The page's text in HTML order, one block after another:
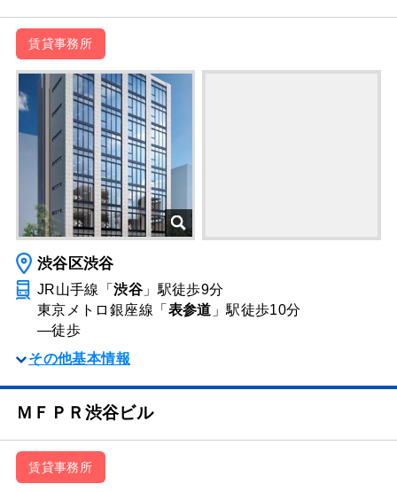
賃貸事務所
渋谷区渋谷
JR山手線「渋谷 」駅徒歩9分
東京メトロ銀座線「 表参道 」駅徒歩10分
―徒歩
その他基本情報
ＭＦＰＲ渋谷ビル
賃貸事務所